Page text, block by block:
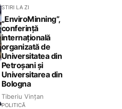
STIRI LA ZI
„EnviroMinning”,
conferință
internațională
organizată de
Universitatea din
Petroșani și
Universitarea din
Bologna
Tiberiu Vințan
POLITICĂ